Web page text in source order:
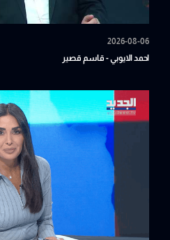
2026-08-06
احمد الايوبي - قاسم قصير